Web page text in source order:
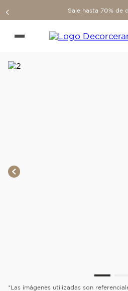
Sale hasta 70% de
*Las imágenes utilizadas son